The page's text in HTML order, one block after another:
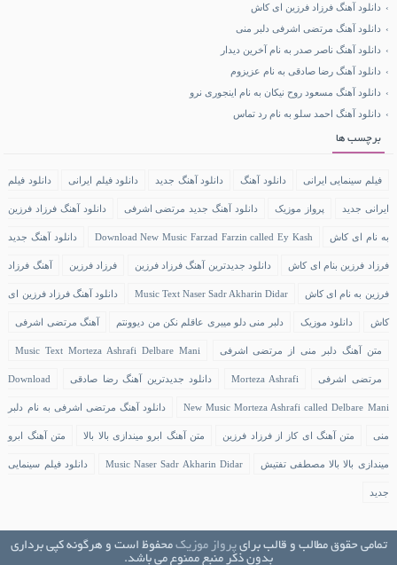
دانلود آهنگ فرزاد فرزین ای کاش
دانلود آهنگ مرتضی اشرفی دلبر منی
دانلود آهنگ ناصر صدر به نام آخرین دیدار
دانلود آهنگ رضا صادقی به نام عزیزوم
دانلود آهنگ مسعود روح نیکان به نام اینجوری نرو
دانلود آهنگ احمد سلو به نام رد تماس
برچسب ها
فیلم سینمایی ایرانی دانلود آهنگ دانلود آهنگ جدید دانلود فیلم ایرانی دانلود فیلم
ایرانی جدید پرواز موزیک دانلود آهنگ جدید مرتضی اشرفی دانلود آهنگ فرزاد فرزین
به نام ای کاش Download New Music Farzad Farzin called Ey Kash دانلود آهنگ جدید
فرزاد فرزین بنام ای کاش دانلود جدیدترین آهنگ فرزاد فرزین فرزاد فرزین آهنگ فرزاد
فرزین به نام ای کاش Music Text Naser Sadr Akharin Didar دانلود آهنگ فرزاد فرزین ای
کاش دانلود موزیک دلبر منی دلو میبری عاقلم نکن من دیوونتم آهنگ مرتضی اشرفی
متن آهنگ دلبر منی از مرتضی اشرفی Music Text Morteza Ashrafi Delbare Mani
مرتضی اشرفی Morteza Ashrafi دانلود جدیدترین آهنگ رضا صادقی Download
New Music Morteza Ashrafi called Delbare Mani دانلود آهنگ مرتضی اشرفی به نام دلبر
منی متن آهنگ ای کاز از فرزاد فرزین متن آهنگ ابرو میندازی بالا بالا متن آهنگ ابرو
میندازی بالا بالا مصطفی تفتیش Music Naser Sadr Akharin Didar دانلود فیلم سینمایی
جدید
تمامی حقوق مطالب و قالب برایپرواز موزیک محفوظ است و هرگونه کپی برداری
بدون ذکر منبع ممنوع می باشد.